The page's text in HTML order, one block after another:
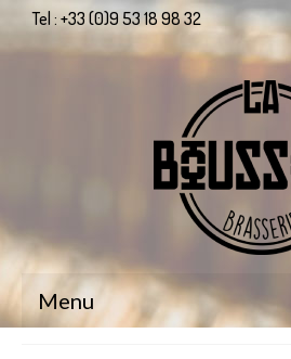
Tel : +33 (0)9 53 18 98 32
Menu